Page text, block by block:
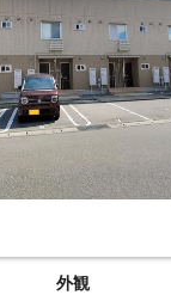
外観